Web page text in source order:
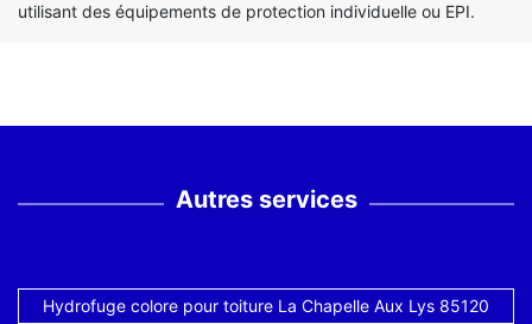
utilisant des équipements de protection individuelle ou EPI.
Autres services
Hydrofuge colore pour toiture La Chapelle Aux Lys 85120